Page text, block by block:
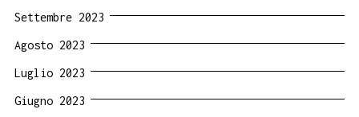
Settembre 2023
Agosto 2023
Luglio 2023
Giugno 2023